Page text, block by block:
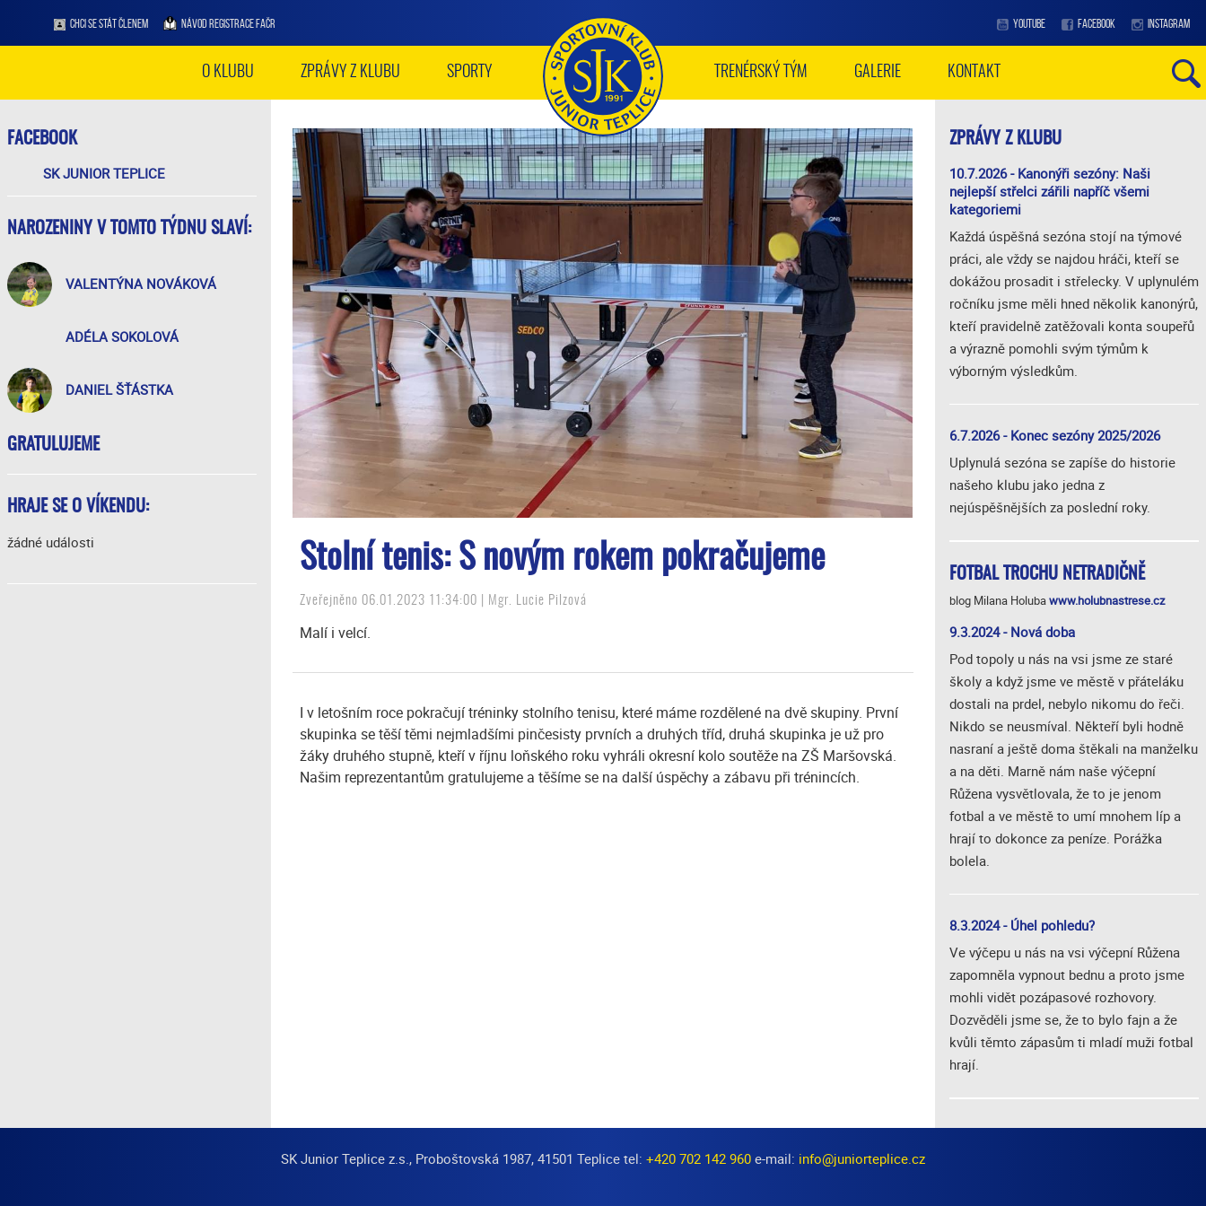
CHCI SE STÁT ČLENEM NÁVOD REGISTRACE FAČR YOUTUBE FACEBOOK INSTAGRAM
O KLUBU ZPRÁVY Z KLUBU SPORTY TRENÉRSKÝ TÝM GALERIE KONTAKT
FACEBOOK
SK JUNIOR TEPLICE
NAROZENINY V TOMTO TÝDNU SLAVÍ:
VALENTÝNA NOVÁKOVÁ
ADÉLA SOKOLOVÁ
DANIEL ŠŤÁSTKA
GRATULUJEME
HRAJE SE O VÍKENDU:
žádné události
Stolní tenis: S novým rokem pokračujeme
Zveřejněno 06.01.2023 11:34:00 | Mgr. Lucie Pilzová
Malí i velcí.
I v letošním roce pokračují tréninky stolního tenisu, které máme rozdělené na dvě skupiny. První
skupinka se těší těmi nejmladšími pinčesisty prvních a druhých tříd, druhá skupinka je už pro
žáky druhého stupně, kteří v říjnu loňského roku vyhráli okresní kolo soutěže na ZŠ Maršovská.
Našim reprezentantům gratulujeme a těšíme se na další úspěchy a zábavu při trénincích.
ZPRÁVY Z KLUBU
10.7.2026 - Kanonýři sezóny: Naši
nejlepší střelci zářili napříč všemi
kategoriemi
Každá úspěšná sezóna stojí na týmové
práci, ale vždy se najdou hráči, kteří se
dokážou prosadit i střelecky. V uplynulém
ročníku jsme měli hned několik kanonýrů,
kteří pravidelně zatěžovali konta soupeřů
a výrazně pomohli svým týmům k
výborným výsledkům.
6.7.2026 - Konec sezóny 2025/2026
Uplynulá sezóna se zapíše do historie
našeho klubu jako jedna z
nejúspěšnějších za poslední roky.
FOTBAL TROCHU NETRADIČNĚ
blog Milana Holubawww.holubnastrese.cz
9.3.2024 - Nová doba
Pod topoly u nás na vsi jsme ze staré
školy a když jsme ve městě v přáteláku
dostali na prdel, nebylo nikomu do řeči.
Nikdo se neusmíval. Někteří byli hodně
nasraní a ještě doma štěkali na manželku
a na děti. Marně nám naše výčepní
Růžena vysvětlovala, že to je jenom
fotbal a ve městě to umí mnohem líp a
hrají to dokonce za peníze. Porážka
bolela.
8.3.2024 - Úhel pohledu?
Ve výčepu u nás na vsi výčepní Růžena
zapomněla vypnout bednu a proto jsme
mohli vidět pozápasové rozhovory.
Dozvěděli jsme se, že to bylo fajn a že
kvůli těmto zápasům ti mladí muži fotbal
hrají.
SK Junior Teplice z.s., Proboštovská 1987, 41501 Teplice tel: +420 702 142 960 e-mail: info@juniorteplice.cz